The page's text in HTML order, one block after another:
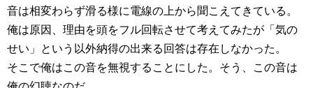
音は相変わらず滑る様に電線の上から聞こえてきている。
俺は原因、理由を頭をフル回転させて考えてみたが「気の
せい」という以外納得の出来る回答は存在しなかった。
そこで俺はこの音を無視することにした。そう、この音は